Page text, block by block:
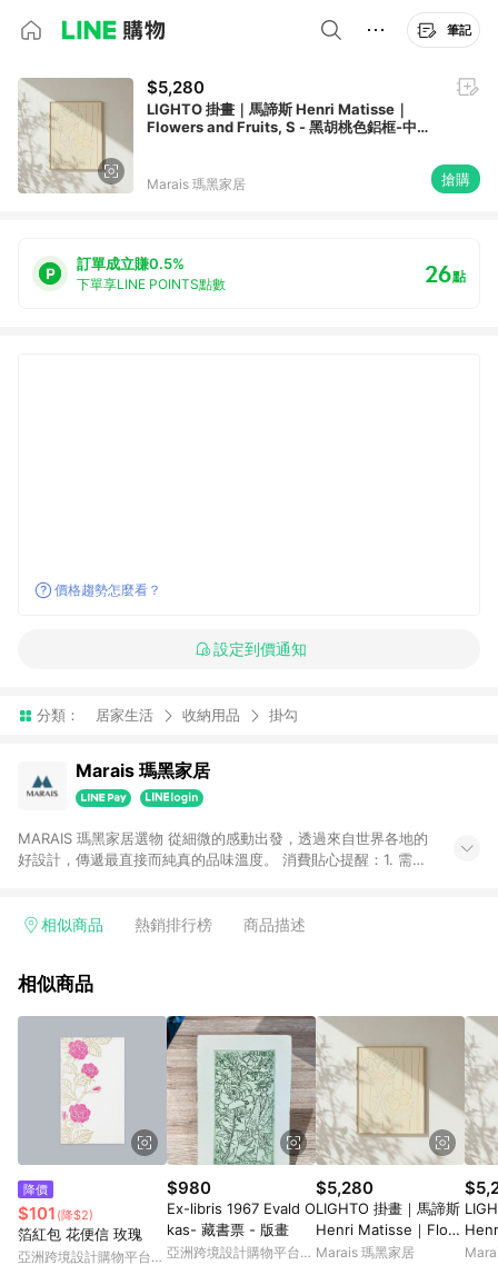
筆記
$5,280
LIGHTO 掛畫｜馬諦斯 Henri Matisse｜
Flowers and Fruits, S - 黑胡桃色鋁框-中尺
Marais 瑪黑家居 搶購
訂單成立賺0.5%
下單享LINE POINTS點數 26點
價格趨勢怎麼看？
設定到價通知
分類： 居家生活 收納用品 掛勾
Marais 瑪黑家居
MARAIS 瑪黑家居選物 從細微的感動出發，透過來自世界各地的
好設計，傳遞最直接而純真的品味溫度。 消費貼心提醒：1. 需透
APP下單，將不符合贈點資格。 3. 點數將於出貨後60天前後發
相似商品 熱銷排行榜 商品描述
相似商品
降價
$101 (降$2)
箔紅包 花便信 玫瑰
亞洲跨境設計購物平台
$980
Ex-libris 1967 Evald O
kas- 藏書票 - 版畫
亞洲跨境設計購物平台
$5,280
LIGHTO 掛畫｜馬諦斯
Henri Matisse｜Flow
ers and Fruits, S - 楓
Marais 瑪黑家居
ers